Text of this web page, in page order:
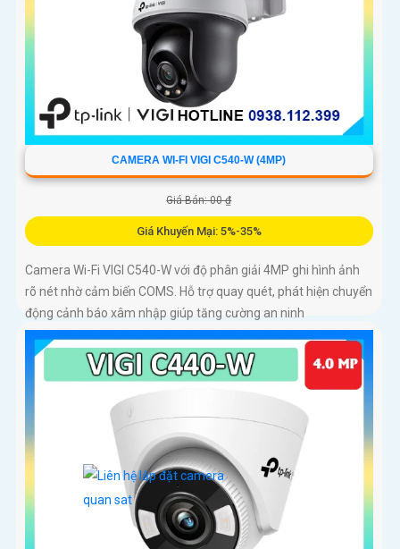
CAMERA WI-FI VIGI C540-W (4MP)
Giá Bán: 00 ₫
Giá Khuyến Mại: 5%-35%
Camera Wi-Fi VIGI C540-W với độ phân giải 4MP ghi hình ảnh
rõ nét nhờ cảm biến COMS. Hỗ trợ quay quét, phát hiện chuyển
động cảnh báo xâm nhập giúp tăng cường an ninh